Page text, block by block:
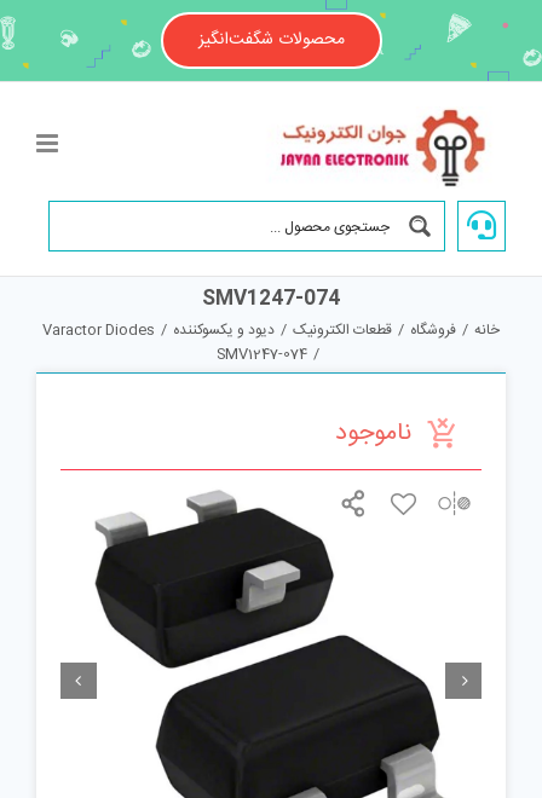
content
محصولات شگفت‌انگیز
SMV1247-074
خانه / فروشگاه / قطعات الکترونیک / دیود و یکسوکننده /
Varactor Diodes
/
SMV1247-074
ناموجود
 